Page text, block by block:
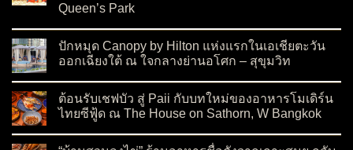
Queen’s Park
ปักหมุด Canopy by Hilton แห่งแรกในเอเชียตะวัน
ออกเฉียงใต้ ณ ใจกลางย่านอโศก – สุขุมวิท
ต้อนรับเชฟบัว สู่ Paii กับบทใหม่ของอาหารโมเดิร์น
ไทยซีฟู้ด ณ The House on Sathorn, W Bangkok